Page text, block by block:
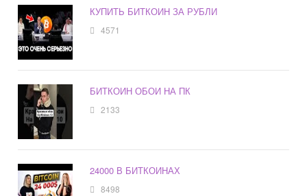
КУПИТЬ БИТКОИН ЗА РУБЛИ
4571
БИТКОИН ОБОИ НА ПК
2133
24000 В БИТКОИНАХ
8498